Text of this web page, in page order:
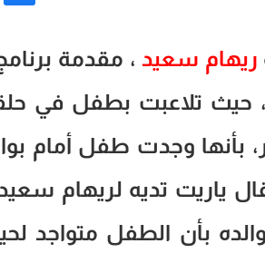
ريهام سعيد ، مقدمة
تلاعبت بطفل في
ديسمبر، بأنها وجدت طفل أمام
ياريت تديه لريهام
بأن الطفل متواجد